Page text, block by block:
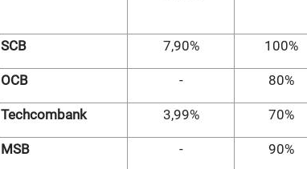
SCB 7,90% 100%
OCB - 80%
Techcombank 3,99% 70%
MSB - 90%